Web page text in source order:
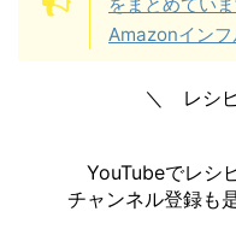
Amazonイン
＼ レシ
YouTubeでレシ
チャンネル登録も